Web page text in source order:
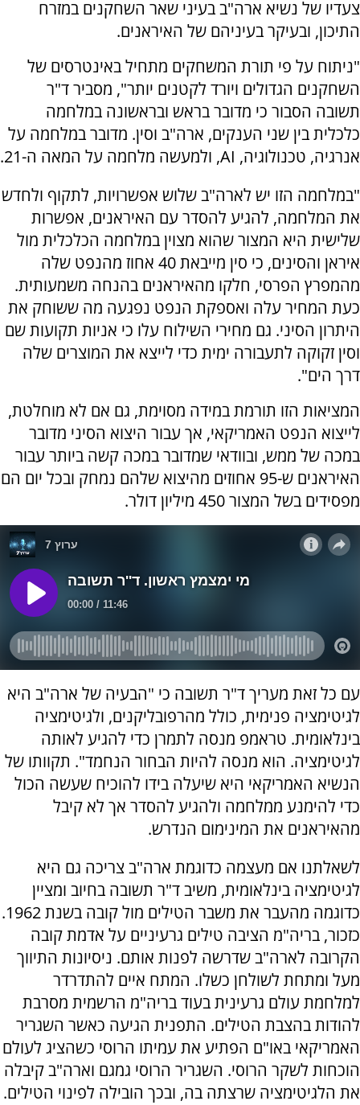
צעדיו של נשיא ארה"ב בעיני שאר השחקנים במזרח
התיכון, ובעיקר בעיניהם של האיראנים.
"ניתוח על פי תורת המשחקים מתחיל באינטרסים של
השחקנים הגדולים ויורד לקטנים יותר", מסביר ד"ר
תשובה הסבור כי מדובר בראש ובראשונה במלחמה
כלכלית בין שני הענקים, ארה"ב וסין. מדובר במלחמה על
אנרגיה, טכנולוגיה, AI, ולמעשה מלחמה על המאה ה-21.
"במלחמה הזו יש לארה"ב שלוש אפשרויות, לתקוף ולחדש
את המלחמה, להגיע להסדר עם האיראנים, אפשרות
שלישית היא המצור שהוא מצוין במלחמה הכלכלית מול
איראן והסינים, כי סין מייבאת 40 אחוז מהנפט שלה
מהמפרץ הפרסי, חלקו מהאיראנים בהנחה משמעותית.
כעת המחיר עלה ואספקת הנפט נפגעה מה ששוחק את
היתרון הסיני. גם מחירי השילוח עלו כי אניות תקועות שם
וסין זקוקה לתעבורה ימית כדי לייצא את המוצרים שלה
דרך הים".
המציאות הזו תורמת במידה מסוימת, גם אם לא מוחלטת,
לייצוא הנפט האמריקאי, אך עבור היצוא הסיני מדובר
במכה של ממש, ובוודאי שמדובר במכה קשה ביותר עבור
האיראנים ש-95 אחוזים מהיצוא שלהם נמחק ובכל יום הם
מפסידים בשל המצור 450 מיליון דולר.
עם כל זאת מעריך ד"ר תשובה כי "הבעיה של ארה"ב היא
לגיטימציה פנימית, כולל מהרפובליקנים, ולגיטימציה
בינלאומית. טראמפ מנסה לתמרן כדי להגיע לאותה
לגיטימציה. הוא מנסה להיות הבחור הנחמד". תקוותו של
הנשיא האמריקאי היא שיעלה בידו להוכיח שעשה הכול
כדי להימנע ממלחמה ולהגיע להסדר אך לא קיבל
מהאיראנים את המינימום הנדרש.
לשאלתנו אם מעצמה כדוגמת ארה"ב צריכה גם היא
לגיטימציה בינלאומית, משיב ד"ר תשובה בחיוב ומציין
כדוגמה מהעבר את משבר הטילים מול קובה בשנת 1962.
כזכור, בריה"מ הציבה טילים גרעיניים על אדמת קובה
הקרובה לארה"ב שדרשה לפנות אותם. ניסיונות התיווך
מעל ומתחת לשולחן כשלו. המתח איים להתדרדר
למלחמת עולם גרעינית בעוד בריה"מ הרשמית מסרבת
להודות בהצבת הטילים. התפנית הגיעה כאשר השגריר
האמריקאי באו"ם הפתיע את עמיתו הרוסי כשהציג לעולם
הוכחות לשקר הרוסי. השגריר הרוסי גמגם וארה"ב קיבלה
את הלגיטימציה שרצתה בה, ובכך הובילה לפינוי הטילים.